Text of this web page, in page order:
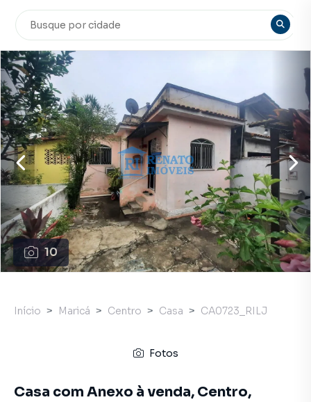
10
Início Maricá Centro Casa CA0723_RILJ
Fotos
Casa com Anexo à venda, Centro,